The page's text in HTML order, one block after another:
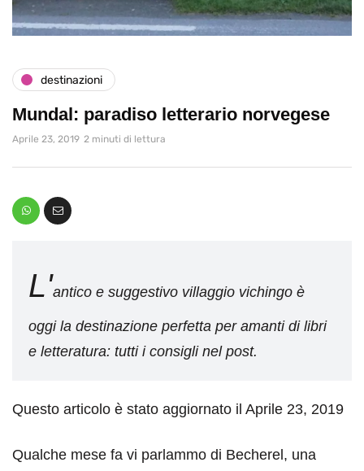
destinazioni
Mundal: paradiso letterario norvegese
Aprile 23, 2019 2 minuti di lettura
L'antico e suggestivo villaggio vichingo è
oggi la destinazione perfetta per amanti di libri
e letteratura: tutti i consigli nel post.
Questo articolo è stato aggiornato il Aprile 23, 2019
Qualche mese fa vi parlammo di Becherel, una